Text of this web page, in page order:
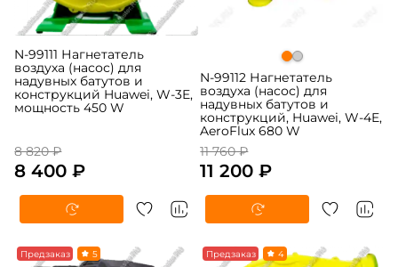
N-99111 Нагнетатель
воздуха (насос) для
надувных батутов и
конструкций Huawei, W-3E,
мощность 450 W
8 820 ₽
8 400 ₽
N-99112 Нагнетатель
воздуха (насос) для
надувных батутов и
конструкций, Huawei, W-4E,
AeroFlux 680 W
11 760 ₽
11 200 ₽
Предзаказ 5 Предзаказ 4